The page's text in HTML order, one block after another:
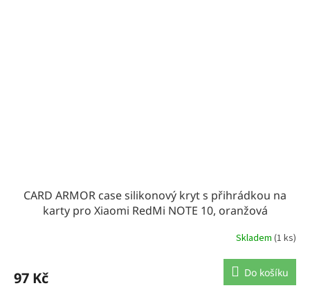
CARD ARMOR case silikonový kryt s přihrádkou na
karty pro Xiaomi RedMi NOTE 10, oranžová
Skladem (1 ks)
97 Kč Do košíku